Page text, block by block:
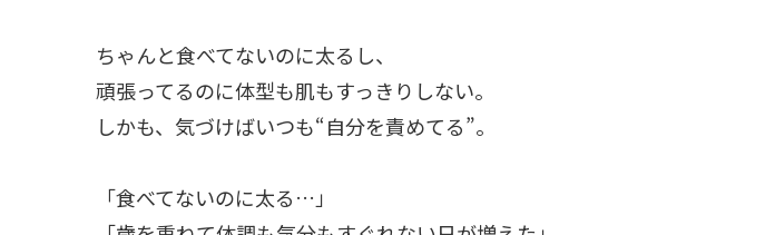
ちゃんと食べてないのに太るし、
頑張ってるのに体型も肌もすっきりしない。
しかも、気づけばいつも“自分を責めてる”。
「食べてないのに太る…」